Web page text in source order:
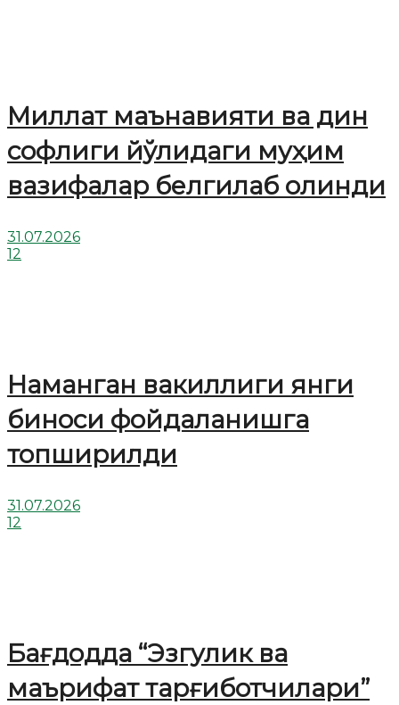
Миллат маънавияти ва дин
софлиги йўлидаги муҳим
вазифалар белгилаб олинди
31.07.2026
12
Наманган вакиллиги янги
биноси фойдаланишга
топширилди
31.07.2026
12
Бағдодда “Эзгулик ва
маърифат тарғиботчилари”